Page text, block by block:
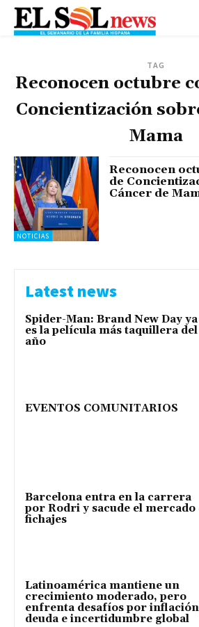
TAG
Reconocen octubre
Concientización
Mama
NOTICIAS
Reconocen
de
Cáncer de
Latest news
Spider-Man: Brand New Day ya
es la película más taquillera del
año
EVENTOS COMUNITARIOS
Barcelona entra en la carrera
por Rodri y sacude el mercado
fichajes
Latinoamérica mantiene un
crecimiento moderado, pero
enfrenta desafíos por
deuda e incertidumbre global